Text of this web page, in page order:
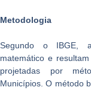
Metodologia
Segundo o IBGE,
matemático e
projetadas por
Municípios. O método